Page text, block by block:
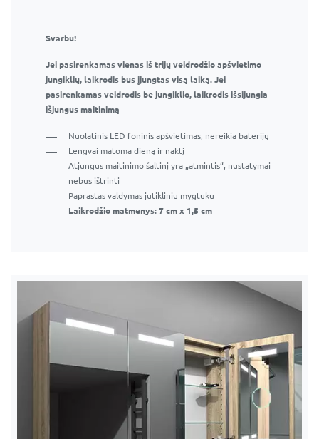
Svarbu!
Jei pasirenkamas vienas iš trijų veidrodžio apšvietimo
jungiklių, laikrodis bus įjungtas visą laiką. Jei
pasirenkamas veidrodis be jungiklio, laikrodis išsijungia
išjungus maitinimą
Nuolatinis LED foninis apšvietimas, nereikia baterijų
Lengvai matoma dieną ir naktį
Atjungus maitinimo šaltinį yra „atmintis“, nustatymai
nebus ištrinti
Paprastas valdymas jutikliniu mygtuku
Laikrodžio matmenys: 7 cm x 1,5 cm